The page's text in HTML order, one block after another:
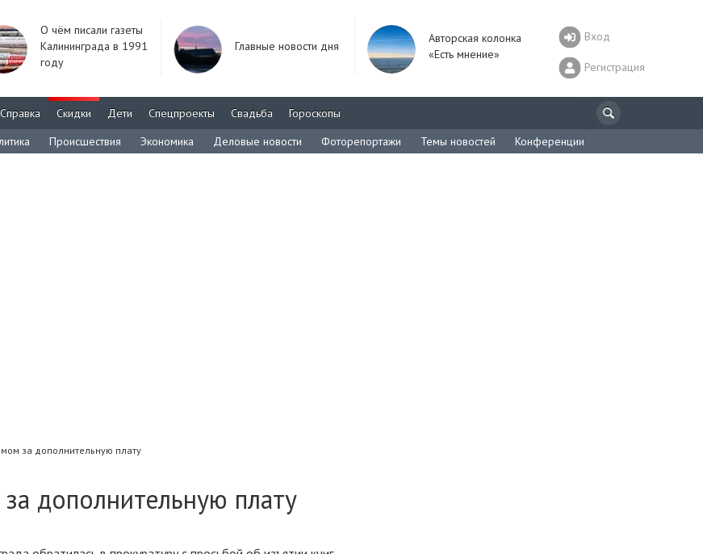
О чём писали газеты
Калининграда в 1991
году
Главные новости дня
Авторская колонка
«Есть мнение»
Вход
Регистрация
Справка Скидки Дети Спецпроекты Свадьба
Гороскопы
Происшествия Экономика Деловые новости Фоторепортажи Темы новостей Конференции
за дополнительную плату
дополнительную плату